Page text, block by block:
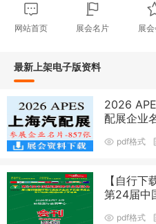
网站首页 展会名片 展
最新上架电子版资料
2026
配展企业
pdf格式
【自行下
第24届中
pdf格式